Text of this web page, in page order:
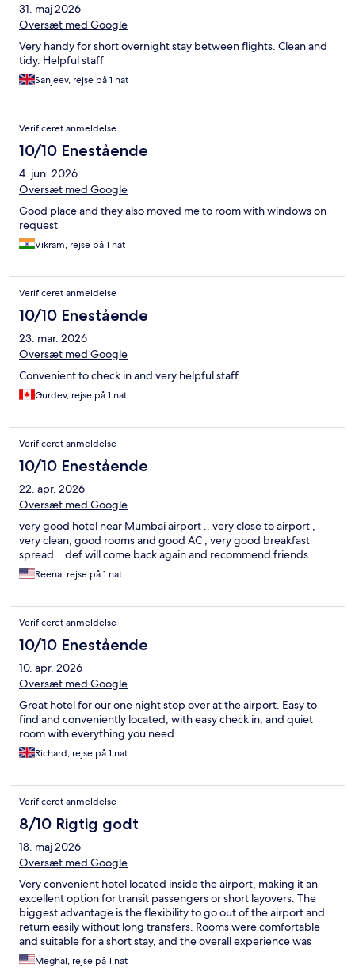
31. maj 2026
Oversæt med Google
Very handy for short overnight stay between flights. Clean and
tidy. Helpful staff
Sanjeev, rejse på 1 nat
Verificeret anmeldelse
10/10 Enestående
4. jun. 2026
Oversæt med Google
Good place and they also moved me to room with windows on
request
Vikram, rejse på 1 nat
Verificeret anmeldelse
10/10 Enestående
23. mar. 2026
Oversæt med Google
Convenient to check in and very helpful staff.
Gurdev, rejse på 1 nat
Verificeret anmeldelse
10/10 Enestående
22. apr. 2026
Oversæt med Google
very good hotel near Mumbai airport .. very close to airport ,
very clean, good rooms and good AC , very good breakfast
spread .. def will come back again and recommend friends
Reena, rejse på 1 nat
Verificeret anmeldelse
10/10 Enestående
10. apr. 2026
Oversæt med Google
Great hotel for our one night stop over at the airport. Easy to
find and conveniently located, with easy check in, and quiet
room with everything you need
Richard, rejse på 1 nat
Verificeret anmeldelse
8/10 Rigtig godt
18. maj 2026
Oversæt med Google
Very convenient hotel located inside the airport, making it an
excellent option for transit passengers or short layovers. The
biggest advantage is the flexibility to go out of the airport and
return easily without long transfers. Rooms were comfortable
and suitable for a short stay, and the overall experience was
smooth and practical for travelers in transit.
Meghal, rejse på 1 nat